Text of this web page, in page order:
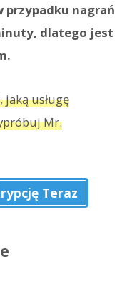
przypadku nagrań
dlatego jest
jaką usługę
Mr.
Teraz